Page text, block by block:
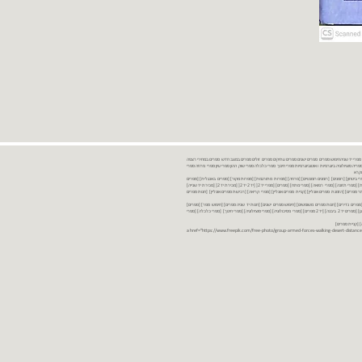
ספרים יד שניה ספרים משומשים ספרים חדשים ספרים יד 2 מכירת ספרים יד שניה ספרי יד שניהחיפוש ספרים ספרים ישנים ספרים עתיקים ספרים זולים ספרים במצב חדש ספרים במחירי רצפה
במבצע ספרים יד 2 ברמת גן ספרים יד 2 ביבנה יד 2 ספרים ספרי פסיכולוגיה ספריה סוציולוגיה ביוגרפיות ו אוטוביוגרפיות ספרי חינוך ספרי כלכלה ספרי שוק ההון ספרי עיון ספרי פרוזה ספרי
ביטחון] [רומנים] [רומנים רומנטיים] [פרוזה] [ספרות מתורגמת] [ספרות מקור] [ספרים באנגלית] [ספרים
חדשים מהחנות] [ספרים מומלצים] [ספרי בישול] [ספרי עידן חדש] [ספרי עסקים] [ספרי מורשת] [מחזות] [ספרי שירה] [ספרי בריאות] [ספרי תזונה] [ספרי רפואה] [ספרי מתח] [ספרים] [ספרי יד 2[ [יד 2 יד 2[ [מכירת יד 2[ [מכירת יד שנייה]
יד 2[ [ספר] [ספרים יד 2[ [הזמנת ספרים] [יד 2 ספרים] [ספרים בזול] [אתר ספרים] [הזמנת ספרים אונליין] [קניית ספרים אונליין] [ספרי קריאה] [רכישת ספרים אונליין] [חנות ספרים
נדירים] [חנות ספרים משומשים] [חיפוש ספרים ישנים] [חנות יד שניה ספרים] [חיפוש ספר] [ספרים]
[חנות ספרים זולים] [ספרים חדשים] [ספרים במחירי רצפה] [ספרים במשלוח חינם] [ספרים במשלוח עד הבית] [ספרים יד 2 ברמת גן] [ספרים יד 2 ביבנה] [יד 2 ספרים] [ספרי פסיכולוגיה] [ספרי סוציולוגיה] [ספרי חינוך] [ספרי כלכלה] [ספרי
[קניית ספרים]
<a href="https://www.freepik.com/free-photo/group-armed-forces-walking-desert-